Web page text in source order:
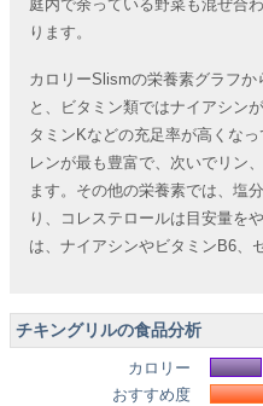
庭内で余っている野菜も混ぜ合
ります。
カロリーSlismの栄養素グラフ
と、ビタミン類ではナイアシン
タミンKなどの充足率が高くな
レンが最も豊富で、次いでリン
ます。その他の栄養素では、塩
り、コレステロールは目安量を
は、ナイアシンやビタミンB6、
チキングリルの食品分析
カロリー
おすすめ度